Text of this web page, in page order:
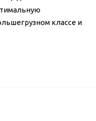
классе и